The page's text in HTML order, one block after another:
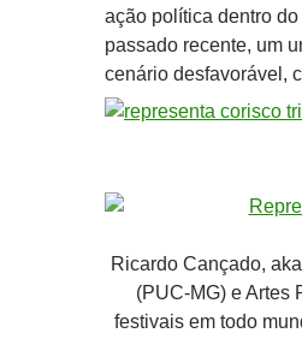
ação política dentro
passado recente, um
cenário desfavorável,
Ricardo Cançado, aka
(PUC-MG) e Artes
festivais em todo mundo: